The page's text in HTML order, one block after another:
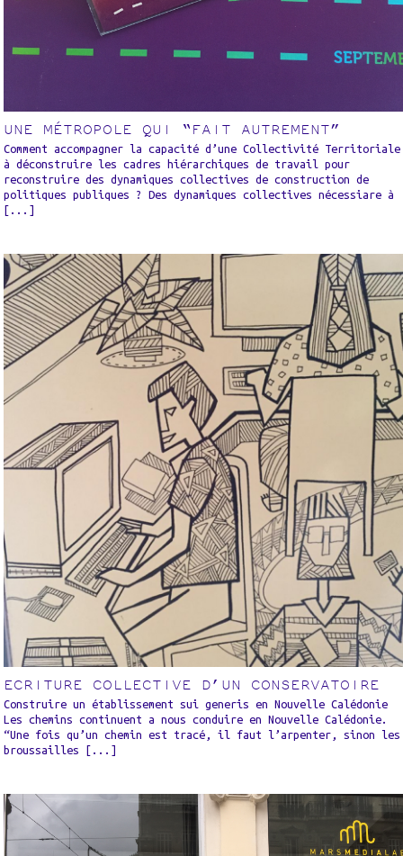
UNE MÉTROPOLE QUI “FAIT AUTREMENT”
Comment accompagner la capacité d’une Collectivité Territoriale
à déconstruire les cadres hiérarchiques de travail pour
reconstruire des dynamiques collectives de construction de
politiques publiques ? Des dynamiques collectives nécessiare à
[...]
ECRITURE COLLECTIVE D’UN CONSERVATOIRE
Construire un établissement sui generis en Nouvelle Calédonie
Les chemins continuent a nous conduire en Nouvelle Calédonie.
“Une fois qu’un chemin est tracé, il faut l’arpenter, sinon les
broussailles [...]